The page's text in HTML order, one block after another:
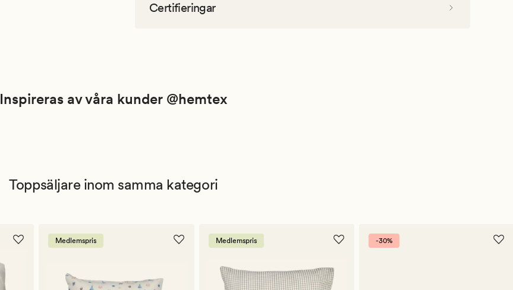
Certifieringar
Inspireras av våra kunder @hemtex
Toppsäljare inom samma kategori
Medlemspris Medlemspris -30%